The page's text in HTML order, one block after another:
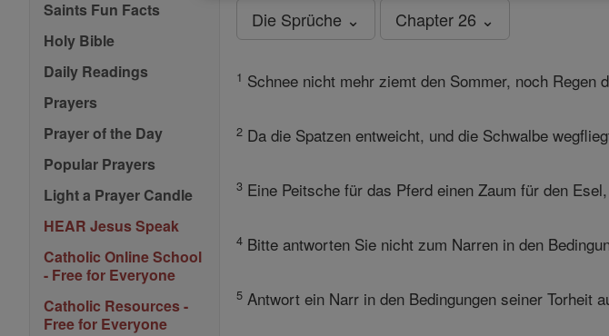
Saints Fun Facts
Holy Bible
Daily Readings
Prayers
Prayer of the Day
Popular Prayers
Light a Prayer Candle
HEAR Jesus Speak
Catholic Online School
- Free for Everyone
Catholic Resources -
Free for Everyone
Die Sprüche ⌄ Chapter 26 ⌄
1 Schnee nicht mehr ziemt den Sommer, noch Regen
2 Da die Spatzen entweicht, und die Schwalbe
3 Eine Peitsche für das Pferd einen Zaum für den
4 Bitte antworten Sie nicht zum Narren in den
5 Antwort ein Narr in den Bedingungen seiner Torheit